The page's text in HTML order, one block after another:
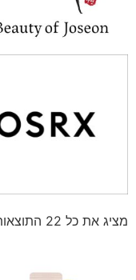
מציג את כל 22 התוצאות